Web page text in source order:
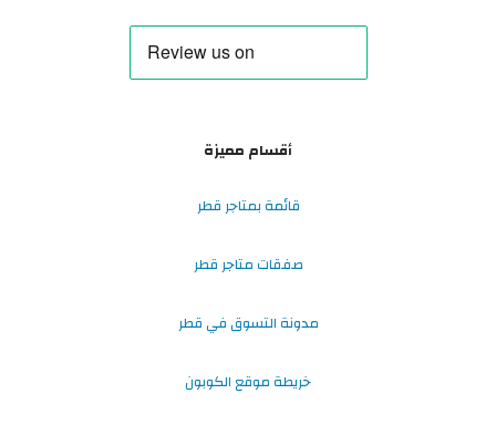
أقسام مميزة
قائمة بمتاجر قطر
صفقات متاجر قطر
مدونة التسوق في قطر
خريطة موقع الكوبون